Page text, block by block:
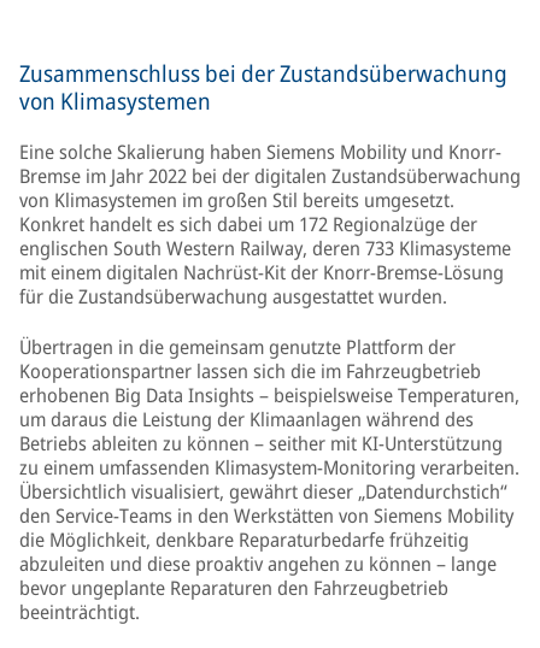
Zusammenschluss bei der Zustandsüberwachung
von Klimasystemen
Eine solche Skalierung haben Siemens Mobility und Knorr-
Bremse im Jahr 2022 bei der digitalen Zustandsüberwachung
von Klimasystemen im großen Stil bereits umgesetzt.
Konkret handelt es sich dabei um 172 Regionalzüge der
englischen South Western Railway, deren 733 Klimasysteme
mit einem digitalen Nachrüst-Kit der Knorr-Bremse-Lösung
für die Zustandsüberwachung ausgestattet wurden.
Übertragen in die gemeinsam genutzte Plattform der
Kooperationspartner lassen sich die im Fahrzeugbetrieb
erhobenen Big Data Insights – beispielsweise Temperaturen,
um daraus die Leistung der Klimaanlagen während des
Betriebs ableiten zu können – seither mit KI-Unterstützung
zu einem umfassenden Klimasystem-Monitoring verarbeiten.
Übersichtlich visualisiert, gewährt dieser „Datendurchstich“
den Service-Teams in den Werkstätten von Siemens Mobility
die Möglichkeit, denkbare Reparaturbedarfe frühzeitig
abzuleiten und diese proaktiv angehen zu können – lange
bevor ungeplante Reparaturen den Fahrzeugbetrieb
beeinträchtigt.